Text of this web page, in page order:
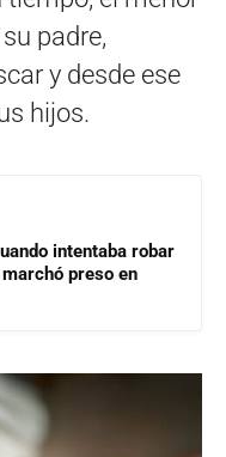
padre,
y desde ese
hijos.
intentaba robar
preso en